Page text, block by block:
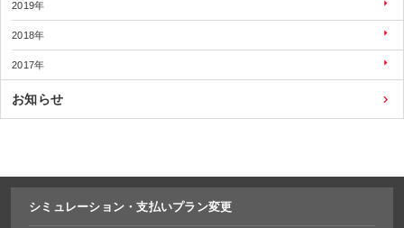
2019年
2018年
2017年
お知らせ
シミュレーション・支払いプラン変更